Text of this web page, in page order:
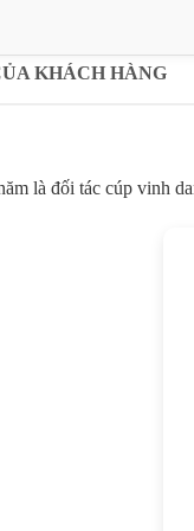
KHÁCH HÀNG
là đối tác cúp vinh